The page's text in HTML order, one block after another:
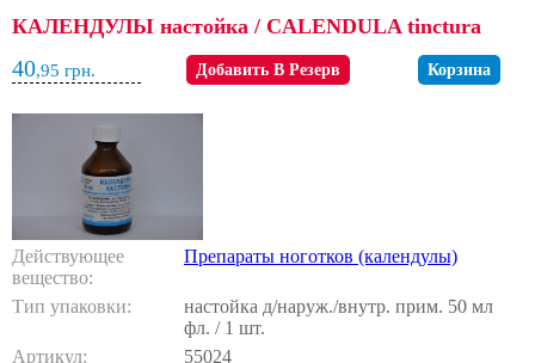
КАЛЕНДУЛЫ настойка / CALENDULA tinctura
40,95 грн. Добавить В Резерв Корзина
Действующее
вещество:
Препараты ноготков (календулы)
Тип упаковки:
настойка д/наруж./внутр. прим. 50 мл
фл. / 1 шт.
Артикул:
55024